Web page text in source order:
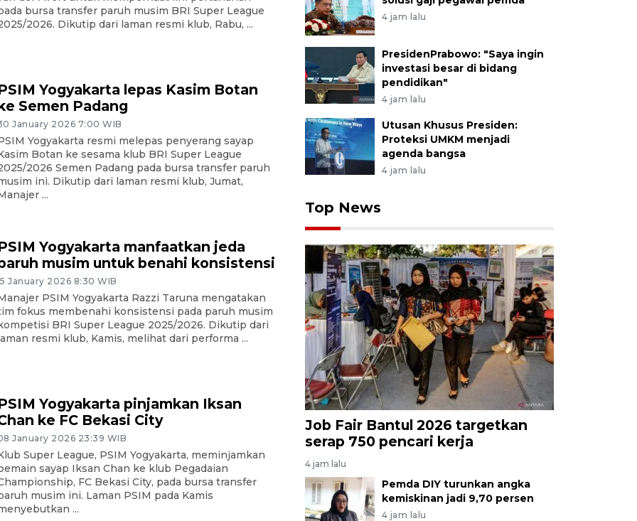
bursa transfer paruh musim BRI Super League
2026. Dikutip dari laman resmi klub, Rabu, ...
Yogyakarta lepas Kasim Botan
Semen Padang
January 2026 7:00 WIB
Yogyakarta resmi melepas penyerang sayap
Botan ke sesama klub BRI Super League
2026 Semen Padang pada bursa transfer paruh
ini. Dikutip dari laman resmi klub, Jumat,
...
Yogyakarta manfaatkan jeda
musim untuk benahi konsistensi
January 2026 8:30 WIB
PSIM Yogyakarta Razzi Taruna mengatakan
fokus membenahi konsistensi pada paruh musim
BRI Super League 2025/2026. Dikutip dari
resmi klub, Kamis, melihat dari performa ...
Yogyakarta pinjamkan Iksan
ke FC Bekasi City
January 2026 23:39 WIB
Super League, PSIM Yogyakarta, meminjamkan
sayap Iksan Chan ke klub Pegadaian
FC Bekasi City, pada bursa transfer
musim ini. Laman PSIM pada Kamis
...
4 jam lalu
PresidenPrabowo: "Saya ingin
investasi besar di bidang
pendidikan"
4 jam lalu
Utusan Khusus Presiden:
Proteksi UMKM menjadi
agenda bangsa
4 jam lalu
Top News
Job Fair Bantul 2026 targetkan
serap 750 pencari kerja
4 jam lalu
Pemda DIY turunkan angka
kemiskinan jadi 9,70 persen
4 jam lalu